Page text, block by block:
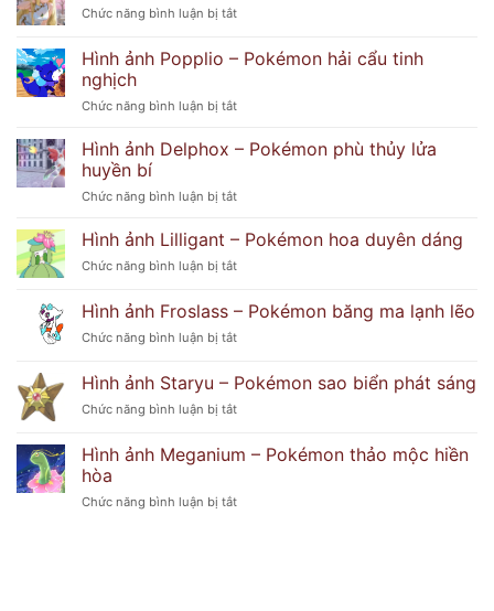
Hình
Dễ
Bí
Chức năng bình luận bị tắtở
ảnh
Lusamine
thần
đoán
Hình ảnh Popplio – Pokémon hải cẩu tinh
nghịch
Chức năng bình luận bị tắtở
ảnh
Popplio
Pokémon
cẩu
nghịch
Hình ảnh Delphox – Pokémon phù thủy lửa
huyền bí
Chức năng bình luận bị tắtở
ảnh
Delphox
–
phù
lửa
bí
Hình ảnh Lilligant – Pokémon hoa duyên dáng
Chức năng bình luận bị tắtở
ảnh
Lilligant
–
hoa
dáng
Hình ảnh Froslass – Pokémon băng ma lạnh lẽo
Chức năng bình luận bị tắtở
ảnh
Froslass
–
băng
lẽo
Hình ảnh Staryu – Pokémon sao biển phát sáng
Chức năng bình luận bị tắtở
Staryu
Pokémon
Hình ảnh Meganium – Pokémon thảo mộc hiền
hòa
Chức năng bình luận bị tắtở